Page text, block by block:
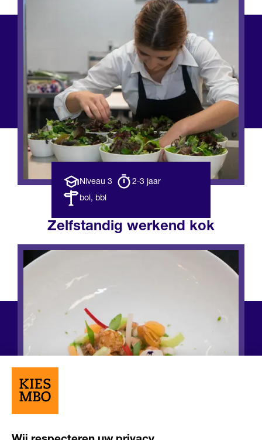
Opleiding
Niveau 3
Opleiding
duur
2-3 jaar
Leerweg
bol, bbl
Zelfstandig werkend kok